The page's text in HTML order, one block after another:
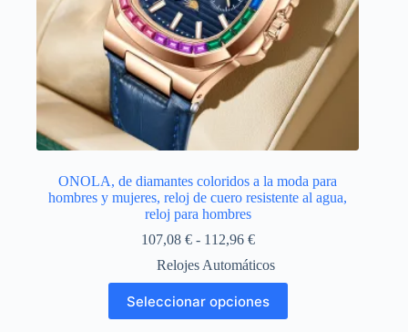
ONOLA, de diamantes coloridos a la moda para
hombres y mujeres, reloj de cuero resistente al agua,
reloj para hombres
107,08 € - 112,96 €Rango
precios:
desde
107,08 €
hasta
Relojes Automáticos
Seleccionar opciones
producto
tiene